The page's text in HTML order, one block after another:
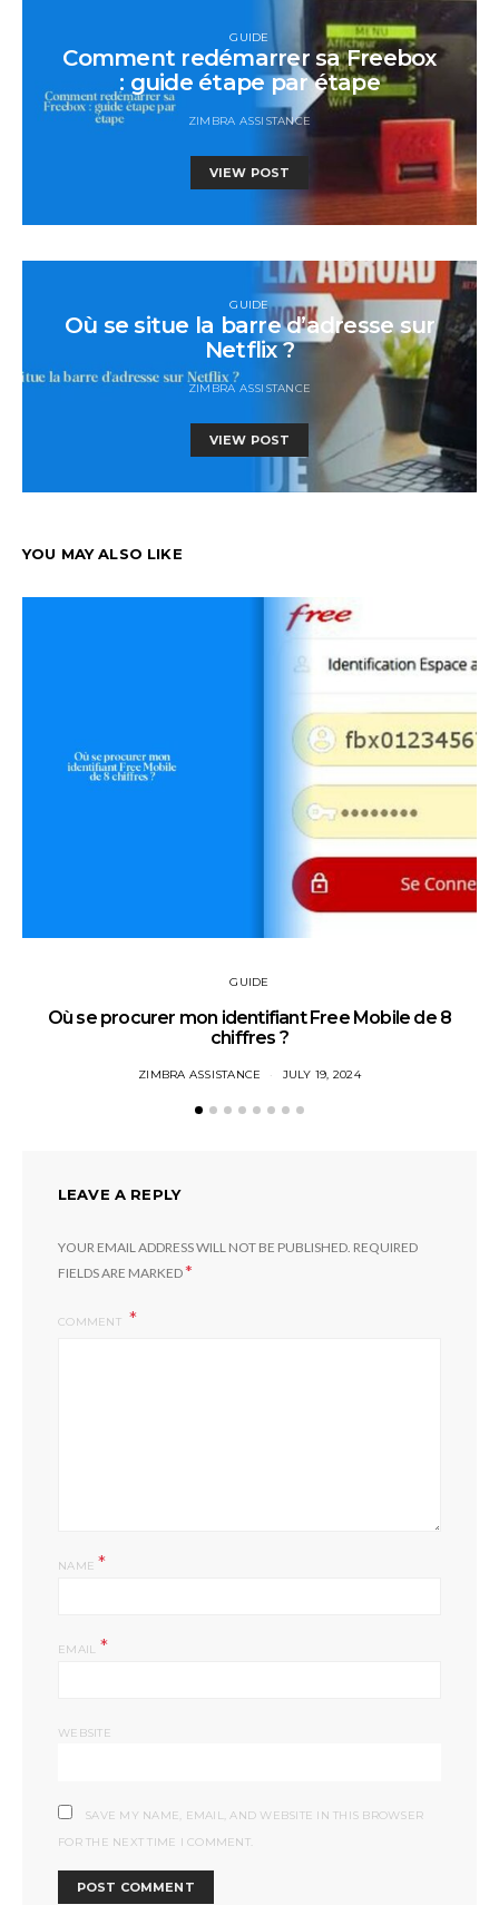
GUIDE
Comment redémarrer sa Freebox
: guide étape par étape
ZIMBRA ASSISTANCE
VIEW POST
GUIDE
Où se situe la barre d’adresse sur
Netflix ?
ZIMBRA ASSISTANCE
VIEW POST
YOU MAY ALSO LIKE
GUIDE
Où se procurer mon identifiant Free Mobile de 8
chiffres ?
ZIMBRA ASSISTANCE JULY 19, 2024
LEAVE A REPLY
YOUR EMAIL ADDRESS WILL NOT BE PUBLISHED. REQUIRED
FIELDS ARE MARKED*
COMMENT
NAME*
EMAIL *
WEBSITE
SAVE MY NAME, EMAIL, AND WEBSITE IN THIS BROWSER
FOR THE NEXT TIME I COMMENT.